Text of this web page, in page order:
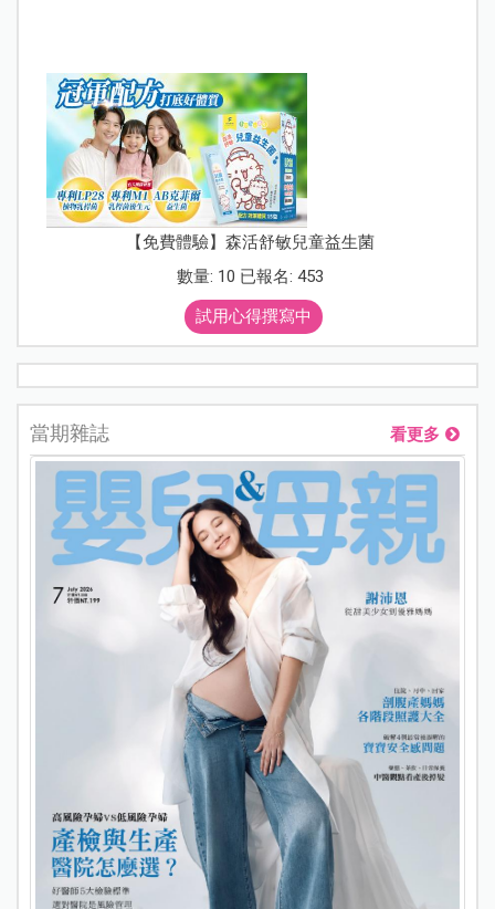
【免費體驗】森活舒敏兒童益生菌
數量: 10 已報名: 453
試用心得撰寫中
當期雜誌 看更多